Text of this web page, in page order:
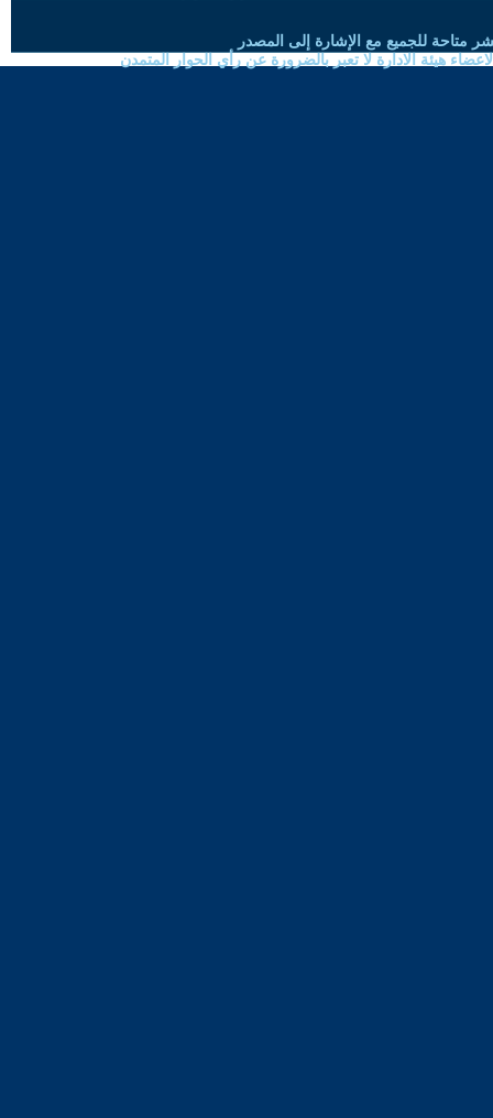
متاحة للجميع مع الإشارة إلى المصدر
هيئة الادارة لا تعبر بالضرورة عن رأي الحوار المتمدن